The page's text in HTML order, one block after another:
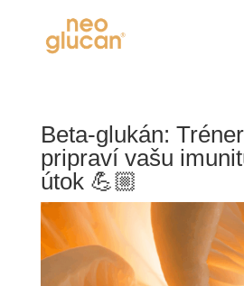
Beta-glukán:
pripraví vašu
útok 💪🏼